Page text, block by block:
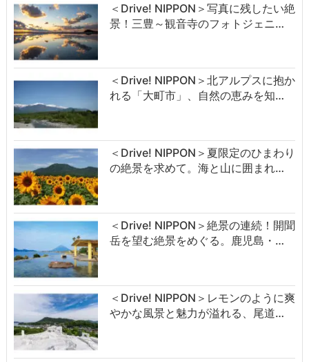
＜Drive! NIPPON＞写真に残したい絶
景！三豊～観音寺のフォトジェニ…
＜Drive! NIPPON＞北アルプスに抱か
れる「大町市」、自然の恵みを知…
＜Drive! NIPPON＞夏限定のひまわり
の絶景を求めて。海と山に囲まれ…
＜Drive! NIPPON＞絶景の連続！開聞
岳を望む絶景をめぐる。鹿児島・…
＜Drive! NIPPON＞レモンのように爽
やかな風景と魅力が溢れる、尾道…